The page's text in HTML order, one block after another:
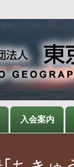
入会案内